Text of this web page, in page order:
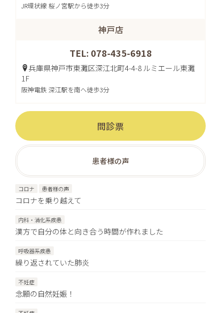
JR環状線 桜ノ宮駅から徒歩3分
神戸店
TEL: 078-435-6918
兵庫県神戸市東灘区深江北町4-4-8 ルミエール東灘
1F
阪神電鉄 深江駅を南へ徒歩3分
問診票
患者様の声
コロナ 患者様の声
コロナを乗り越えて
内科・消化系疾患
漢方で自分の体と向き合う時間が作れました
呼吸器系疾患
繰り返されていた肺炎
不妊症
念願の自然妊娠！